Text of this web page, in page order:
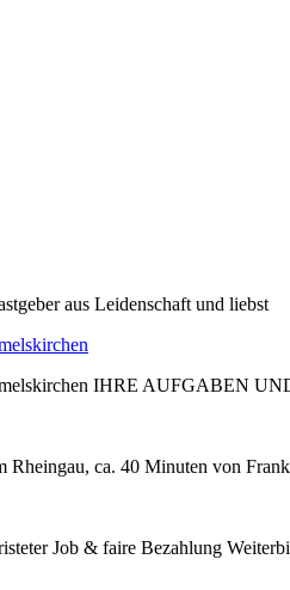
aus Leidenschaft und liebst
IHRE AUFGABEN
Rheingau, ca. 40 Minuten von
Job & faire Bezahlung